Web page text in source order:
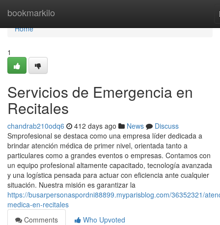
bookmarkilo
Home
Home
1
Servicios de Emergencia en
Recitales
chandrab210odq6 412 days ago News
Discuss
Smprofesional se destaca como una empresa líder dedicada a
brindar atención médica de primer nivel, orientada tanto a
particulares como a grandes eventos o empresas. Contamos con
un equipo profesional altamente capacitado, tecnología avanzada
y una logística pensada para actuar con eficiencia ante cualquier
situación. Nuestra misión es garantizar la
https://busarpersonaspordni88899.myparisblog.com/36352321/
medica-en-recitales
Comments
Who Upvoted